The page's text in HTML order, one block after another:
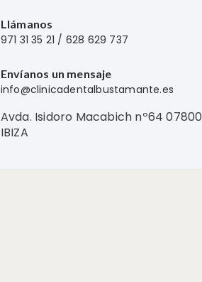
Llámanos
971 31 35 21 / 628 629 737
Envíanos un mensaje
info@clinicadentalbustamante.es
Avda. Isidoro Macabich nº64 07800
IBIZA